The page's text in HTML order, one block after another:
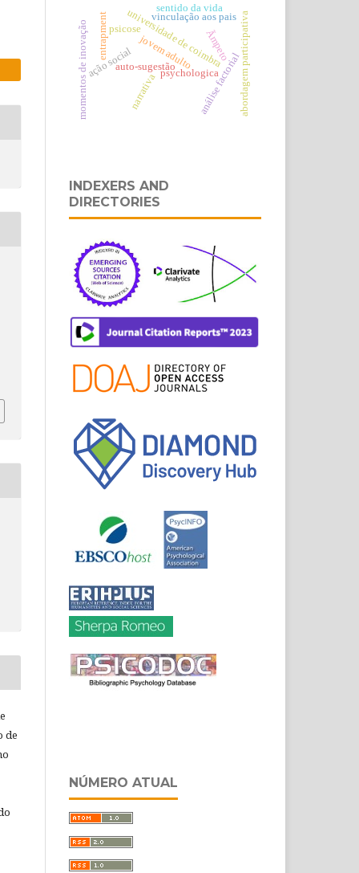
de
auto-sugestão
ação socialuniversidade de coimbra
psychologicaanálise factorial
narrativa
momentos de inovação entrapment jovem adulto abordagem participativa
vinculação aos pais
psicose
sentido da vida
Ãmpeto
INDEXERS AND
DIRECTORIES
NÚMERO ATUAL